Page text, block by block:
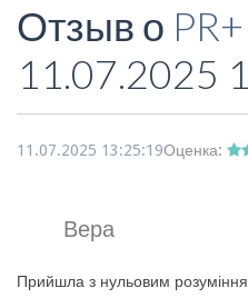
Красота Здоровье
Отзыв о
11.07.2025
11.07.2025 13:25:19Оценка:
Вера
Прийшла з нульовим